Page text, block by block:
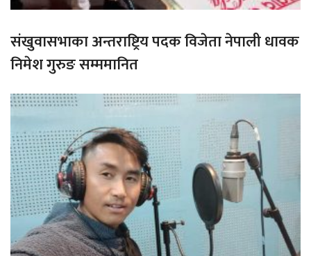
संखुवासभाका अन्तराष्ट्रिय पदक विजेता नेपाली धावक
निमेश गुरुङ सम्ममानित